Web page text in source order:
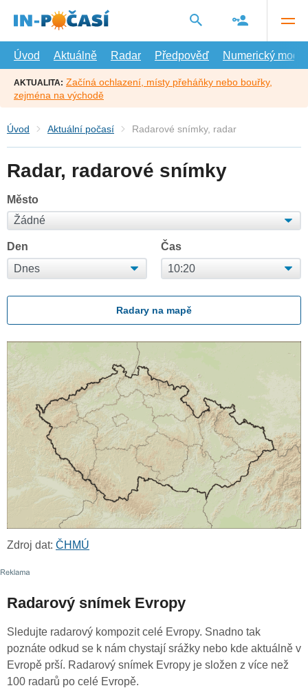
hlavní
Úvod
Aktuálně Radar Předpověď Numerický model
AKTUALITA: Začíná ochlazení, místy přeháňky nebo bouřky,
zejména na východě
Úvod Aktuální počasí Radarové snímky, radar
Radar, radarové snímky
Město
Den Čas
Radary na mapě
Zdroj dat: ČHMÚ
Radarový snímek Evropy
Sledujte radarový kompozit celé Evropy. Snadno tak
poznáte odkud se k nám chystají srážky nebo kde aktuálně v
Evropě prší. Radarový snímek Evropy je složen z více než
100 radarů po celé Evropě.